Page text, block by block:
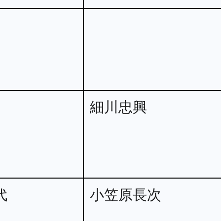
細川忠興
小笠原長次